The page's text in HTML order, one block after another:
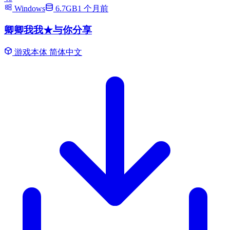
Windows
6.7GB1 个月前
卿卿我我★与你分享
游戏本体 简体中文